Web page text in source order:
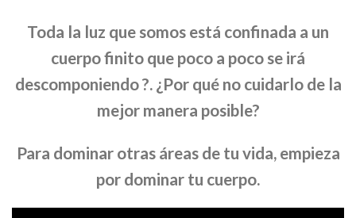
Toda la luz que somos está confinada a un
cuerpo finito que poco a poco se irá
descomponiendo ?. ¿Por qué no cuidarlo de la
mejor manera posible?
Para dominar otras áreas de tu vida, empieza
por dominar tu cuerpo.